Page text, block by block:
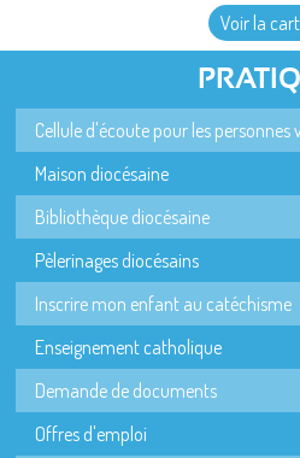
Voir la
Cellule d'écoute pour les personnes
Maison diocésaine
Bibliothèque diocésaine
Pèlerinages diocésains
Inscrire mon enfant au catéchisme
Enseignement catholique
Demande de documents
Offres d'emploi